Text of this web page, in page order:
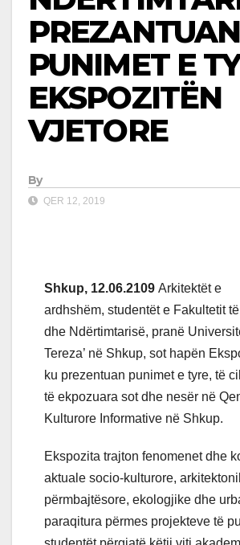
PREZANTUAN
PUNIMET E
EKSPOZITËN
VJETORE
By
QER 12, 2019
Shkup, 12.06.2109 Arkitektët e
ardhshëm, studentët e Fakultetit
dhe Ndërtimtarisë, pranë
Tereza’ në Shkup, sot hapën
ku prezentuan punimet e tyre, të
të ekpozuara sot dhe nesër në
Kulturore Informative në Shkup.
Ekspozita trajton fenomenet dhe
aktuale socio-kulturore,
përmbajtësore, ekologjike dhe
paraqitura përmes projekteve të